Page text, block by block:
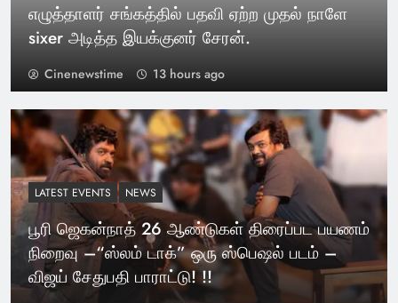
எழுத்தாளர் சங்கத்தில் பதவி ஏற்ற முதல் நாளே
sixer அடித்த இயக்குனர் சேரன்.
Cinenewstime 13 hours ago
LATEST EVENTS NEWS
பூரி ஜெகன்நாத் 26 ஆண்டுகள் திரைப்பட பயணம்
நிறைவு –“ஸ்லம் டாக்” ஒரு ஸ்பெஷல் படம் –
விஜய் சேதுபதி பாராட்டு! !!